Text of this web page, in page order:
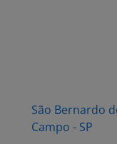
São Bernardo
Campo - SP